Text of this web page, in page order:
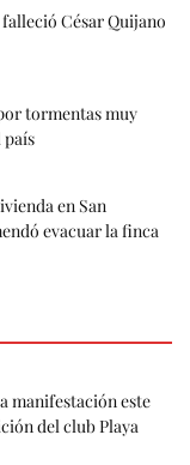
César Quijano
tormentas muy
país
en San
evacuar la finca
manifestación este
del club Playa